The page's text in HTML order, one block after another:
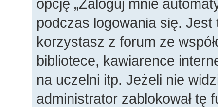
opcję „Zaloguj mnie
podczas logowania się.
korzystasz z forum ze
bibliotece, kawiarence
na uczelni itp. Jeżeli nie
administrator zablokował tę